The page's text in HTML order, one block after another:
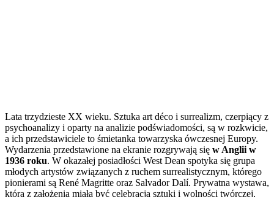
Lata trzydzieste XX wieku. Sztuka art déco i surrealizm, czerpiący z
psychoanalizy i oparty na analizie podświadomości, są w rozkwicie,
a ich przedstawiciele to śmietanka towarzyska ówczesnej Europy.
Wydarzenia przedstawione na ekranie rozgrywają się w Anglii w
1936 roku. W okazałej posiadłości West Dean spotyka się grupa
młodych artystów związanych z ruchem surrealistycznym, którego
pionierami są René Magritte oraz Salvador Dalí. Prywatna wystawa,
która z założenia miała być celebracją sztuki i wolności twórczej,